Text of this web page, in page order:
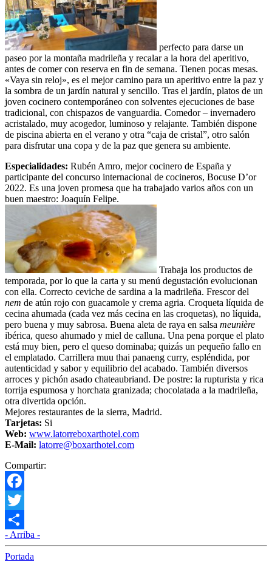
perfecto para darse un
paseo por la montaña madrileña y recalar a la hora del aperitivo,
antes de comer con reserva en fin de semana. Tienen pocas mesas.
«Vaya sin reloj», es el mejor camino para un aperitivo entre la paz y
la sombra de un jardín natural y sencillo. Tras el jardín, platos de un
joven cocinero contemporáneo con solventes ejecuciones de base
tradicional, con chispazos de vanguardia. Comedor – invernadero
acristalado, muy acogedor, luminoso y relajante. También dispone
de piscina abierta en el verano y otra “caja de cristal”, otro salón
para disfrutar una copa y de la paz que genera su ambiente.
Especialidades: Rubén Amro, mejor cocinero de España y
participante del concurso internacional de cocineros, Bocuse D’or
2022. Es una joven promesa que ha trabajado varios años con un
buen maestro: Joaquín Felipe.
Trabaja los productos de
temporada, por lo que la carta y su menú degustación evolucionan
con ella. Correcto ceviche de sardina a la madrileña. Frescor del
nem de atún rojo con guacamole y crema agria. Croqueta líquida de
cecina ahumada (cada vez más cecina en las croquetas), no líquida,
pero buena y muy sabrosa. Buena aleta de raya en salsa meunière
ibérica, queso ahumado y miel de calluna. Una pena porque el plato
está muy bien, pero el queso dominaba; quizás un pequeño fallo en
el emplatado. Carrillera muu thai panaeng curry, espléndida, por
autenticidad y sabor y equilibrio del acabado. También diversos
arroces y pichón asado chateaubriand. De postre: la rupturista y rica
torrija espumosa y horchata granizada; chocolatada a la madrileña,
otra divertida opción.
Mejores restaurantes de la sierra, Madrid.
Tarjetas: Si
Web: www.latorreboxarthotel.com
E-Mail: latorre@boxarthotel.com
Compartir:
Facebook
Twitter
Compartir
- Arriba -
Portada